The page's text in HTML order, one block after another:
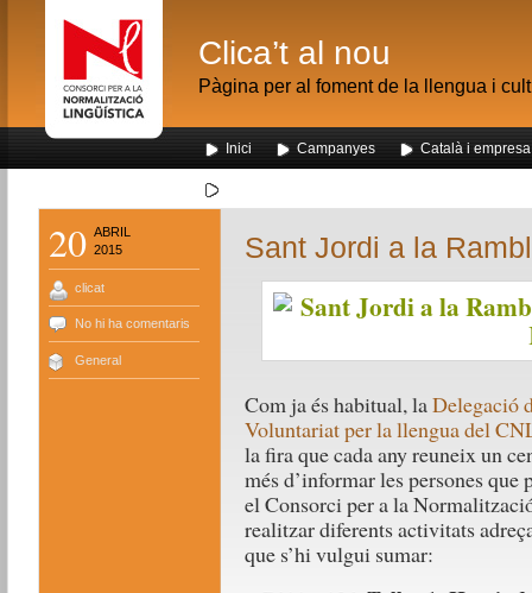
Clica’t al nou
Pàgina per al foment de la llengua i
Inici Campanyes Català i empresa
20 ABRIL
2015
clicat
No hi ha comentaris
General
Sant Jordi a la
Com ja és habitual, laDelegació
Voluntariat per la llengua del
la fira que cada any reuneix un
més d’informar les persones que
el Consorci per a la
realitzar diferents activitats
que s’hi vulgui sumar: